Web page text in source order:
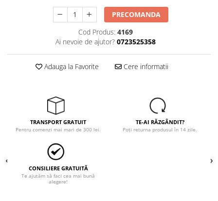
Vizibilitate înalta hi-vis
îmbrăcăminte asistente/doctori
îmbrăcăminte bucătari
înaltă vizibilitate hi-vis
Pantaloni scurti
Salopetă cu pieptar
PRECOMANDA
Cod Produs: 4169
Ai nevoie de ajutor? 0723525358
Adauga la Favorite Cere informatii
TRANSPORT GRATUIT
Pentru comenzi mai mari de 300 lei.
TE-AI RĂZGÂNDIT?
Poți returna produsul în 14 zile.
CONSILIERE GRATUITĂ
Te ajutăm să faci cea mai bună
alegere!